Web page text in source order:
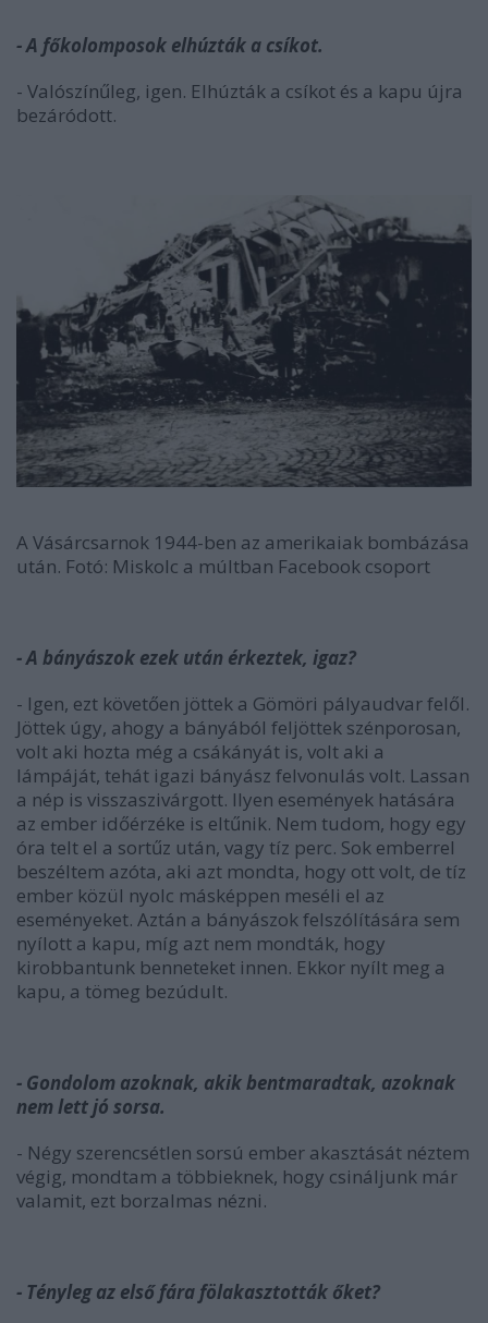
- A főkolomposok elhúzták a csíkot.
- Valószínűleg, igen. Elhúzták a csíkot és a kapu újra
bezáródott.
A Vásárcsarnok 1944-ben az amerikaiak bombázása
után. Fotó: Miskolc a múltban Facebook csoport
- A bányászok ezek után érkeztek, igaz?
- Igen, ezt követően jöttek a Gömöri pályaudvar felől.
Jöttek úgy, ahogy a bányából feljöttek szénporosan,
volt aki hozta még a csákányát is, volt aki a
lámpáját, tehát igazi bányász felvonulás volt. Lassan
a nép is visszaszivárgott. Ilyen események hatására
az ember időérzéke is eltűnik. Nem tudom, hogy egy
óra telt el a sortűz után, vagy tíz perc. Sok emberrel
beszéltem azóta, aki azt mondta, hogy ott volt, de tíz
ember közül nyolc másképpen meséli el az
eseményeket. Aztán a bányászok felszólítására sem
nyílott a kapu, míg azt nem mondták, hogy
kirobbantunk benneteket innen. Ekkor nyílt meg a
kapu, a tömeg bezúdult.
- Gondolom azoknak, akik bentmaradtak, azoknak
nem lett jó sorsa.
- Négy szerencsétlen sorsú ember akasztását néztem
végig, mondtam a többieknek, hogy csináljunk már
valamit, ezt borzalmas nézni.
- Tényleg az első fára fölakasztották őket?